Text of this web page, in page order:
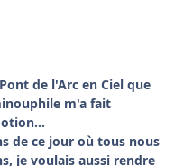
de l'Arc en Ciel que
m'a fait
de ce jour où tous nous
je voulais aussi rendre